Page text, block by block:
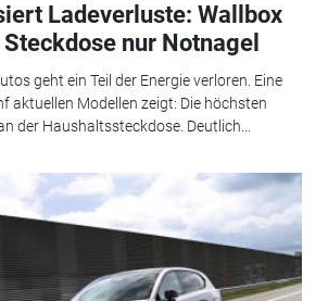
Ladeverluste: Wallbox
nur Notnagel
geht ein Teil der Energie verloren. Eine
aktuellen Modellen zeigt: Die höchsten
der Haushaltssteckdose. Deutlich...